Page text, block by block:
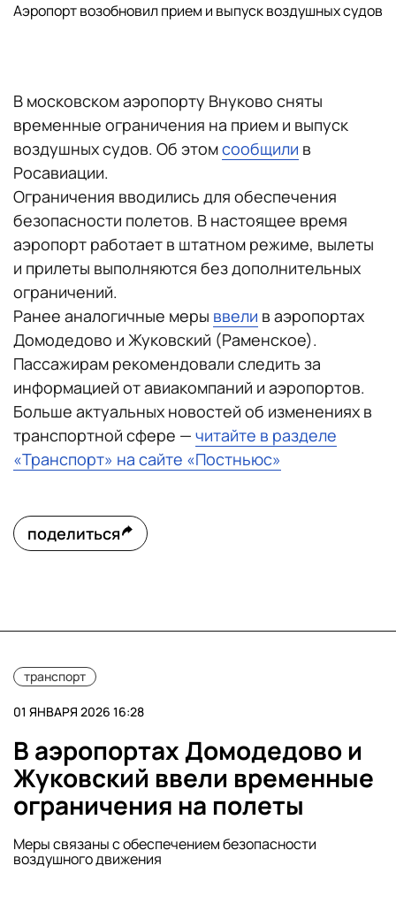
Аэропорт возобновил прием и выпуск воздушных судов
В московском аэропорту Внуково сняты
временные ограничения на прием и выпуск
воздушных судов. Об этомсообщили в
Росавиации.
Ограничения вводились для обеспечения
безопасности полетов. В настоящее время
аэропорт работает в штатном режиме, вылеты
и прилеты выполняются без дополнительных
ограничений.
Ранее аналогичные меры ввели в аэропортах
Домодедово и Жуковский (Раменское).
Пассажирам рекомендовали следить за
информацией от авиакомпаний и аэропортов.
Больше актуальных новостей об изменениях в
транспортной сфере — читайте в разделе
«Транспорт» на сайте «Постньюс»
поделиться
транспорт
01 ЯНВАРЯ 2026 16:28
В аэропортах Домодедово и
Жуковский ввели временные
ограничения на полеты
Меры связаны с обеспечением безопасности
воздушного движения